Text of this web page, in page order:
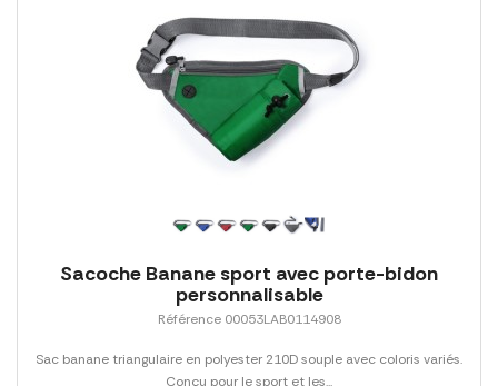
Sacoche Banane sport avec porte-bidon
personnalisable
Référence 00053LAB0114908
Sac banane triangulaire en polyester 210D souple avec coloris variés.
Conçu pour le sport et les...